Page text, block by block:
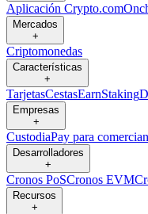
Aplicación Crypto.com
Mercados
+
Criptomonedas
Características
+
TarjetasCestasEarnStaking
Empresas
+
CustodiaPay para
Desarrolladores
+
Cronos PoSCronos EVM
Recursos
+